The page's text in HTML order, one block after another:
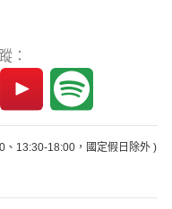
：
、13:30-18:00，國定假日除外 )